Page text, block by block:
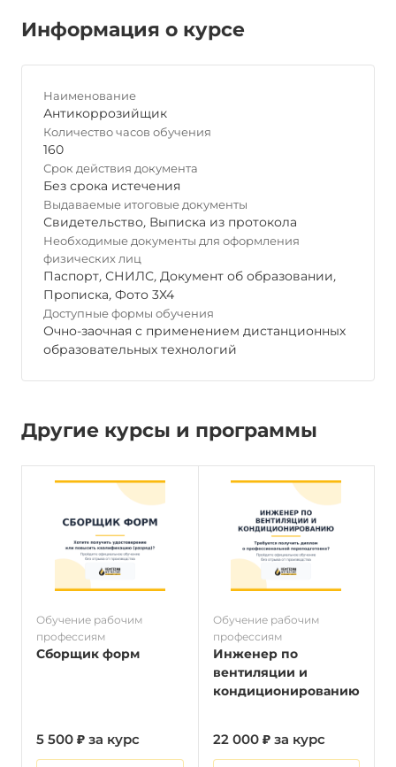
Информация о курсе
Наименование
Антикоррозийщик
Количество часов обучения
160
Срок действия документа
Без срока истечения
Выдаваемые итоговые документы
Свидетельство, Выписка из протокола
Необходимые документы для оформления
физических лиц
Паспорт, СНИЛС, Документ об образовании,
Прописка, Фото 3Х4
Доступные формы обучения
Очно-заочная с применением дистанционных
образовательных технологий
Другие курсы и программы
Обучение рабочим
профессиям
Сборщик форм
5 500 ₽ за курс
Обучение рабочим
профессиям
Инженер по
вентиляции и
кондиционированию
22 000 ₽ за курс